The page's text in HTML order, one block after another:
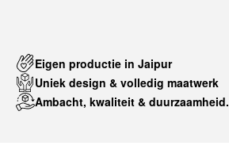
Eigen productie in Jaipur
Uniek design & volledig maatwerk
Ambacht, kwaliteit & duurzaamheid.